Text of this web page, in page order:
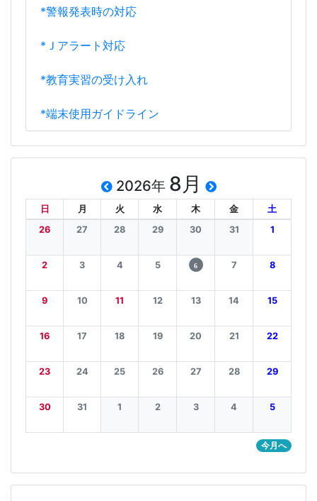
*警報発表時の対応
*Ｊアラート対応
*教育実習の受け入れ
*端末使用ガイドライン
2026年 8月
日 月 火 水 木 金
土
26
27 28 29 30 31 1
2 3 4 5 6 7 8
9 10 11 12 13 14 15
16 17 18 19 20 21 22
23 24 25 26 27 28 29
30 31 1 2 3 4 5
今月へ